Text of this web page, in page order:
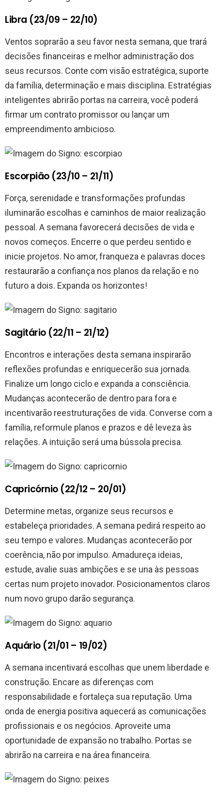
Libra (23/09 – 22/10)
Ventos soprarão a seu favor nesta semana, que trará
decisões financeiras e melhor administração dos
seus recursos. Conte com visão estratégica, suporte
da família, determinação e mais disciplina. Estratégias
inteligentes abrirão portas na carreira, você poderá
firmar um contrato promissor ou lançar um
empreendimento ambicioso.
Escorpião (23/10 – 21/11)
Força, serenidade e transformações profundas
iluminarão escolhas e caminhos de maior realização
pessoal. A semana favorecerá decisões de vida e
novos começos. Encerre o que perdeu sentido e
inicie projetos. No amor, franqueza e palavras doces
restaurarão a confiança nos planos da relação e no
futuro a dois. Expanda os horizontes!
Sagitário (22/11 – 21/12)
Encontros e interações desta semana inspirarão
reflexões profundas e enriquecerão sua jornada.
Finalize um longo ciclo e expanda a consciência.
Mudanças acontecerão de dentro para fora e
incentivarão reestruturações de vida. Converse com a
família, reformule planos e prazos e dê leveza às
relações. A intuição será uma bússola precisa.
Capricórnio (22/12 – 20/01)
Determine metas, organize seus recursos e
estabeleça prioridades. A semana pedirá respeito ao
seu tempo e valores. Mudanças acontecerão por
coerência, não por impulso. Amadureça ideias,
estude, avalie suas ambições e se una às pessoas
certas num projeto inovador. Posicionamentos claros
num novo grupo darão segurança.
Aquário (21/01 – 19/02)
A semana incentivará escolhas que unem liberdade e
construção. Encare as diferenças com
responsabilidade e fortaleça sua reputação. Uma
onda de energia positiva aquecerá as comunicações
profissionais e os negócios. Aproveite uma
oportunidade de expansão no trabalho. Portas se
abrirão na carreira e na área financeira.